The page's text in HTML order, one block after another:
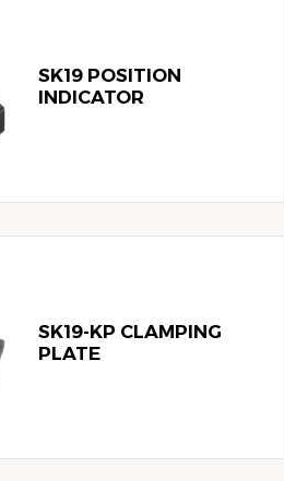
SK19 POSITION
INDICATOR
SK19-KP CLAMPING
PLATE